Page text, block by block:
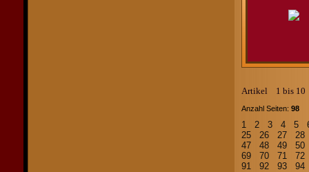
Artikel 1 bis
Anzahl Seiten: 98
1 2 3 4 5
25
26 27
47
48 49
69
70 71
91
92 93